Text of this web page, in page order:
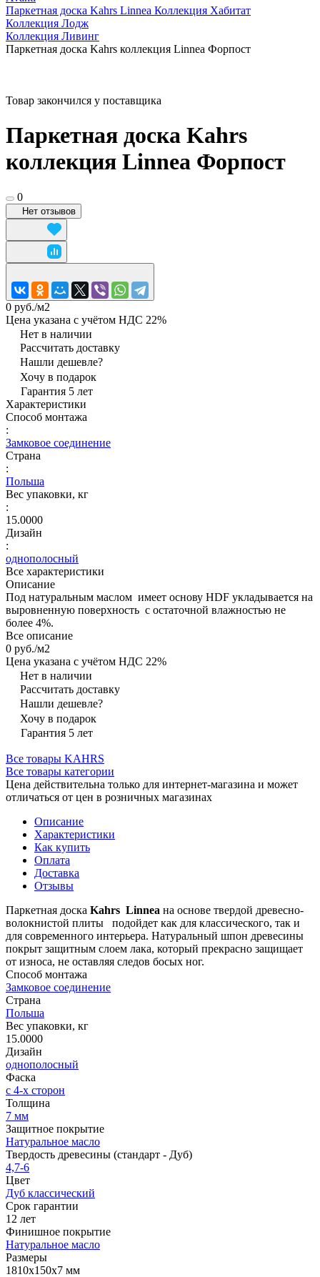
Паркетная доска Kahrs Linnea Коллекция Хабитат
Коллекция Лодж
Коллекция Ливинг
Паркетная доска Kahrs коллекция Linnea Форпост
Товар закончился у поставщика
Паркетная доска Kahrs
коллекция Linnea Форпост
0
Нет отзывов
0 руб./м2
Цена указана с учётом НДС 22%
Нет в наличии
Рассчитать доставку
Нашли дешевле?
Хочу в подарок
Гарантия 5 лет
Характеристики
Способ монтажа
:
Замковое соединение
Страна
:
Польша
Вес упаковки, кг
:
15.0000
Дизайн
:
однополосный
Все характеристики
Описание
Под натуральным маслом имеет основу HDF укладывается на
выровненную поверхность с остаточной влажностью не
более 4%.
Все описание
0 руб./м2
Цена указана с учётом НДС 22%
Нет в наличии
Рассчитать доставку
Нашли дешевле?
Хочу в подарок
Гарантия 5 лет
Все товары KAHRS
Все товары категории
Цена действительна только для интернет-магазина и может
отличаться от цен в розничных магазинах
Описание
Характеристики
Как купить
Оплата
Доставка
Отзывы
Паркетная доска Kahrs Linnea на основе твердой древесно-
волокнистой плиты подойдет как для классического, так и
для современного интерьера. Натуральный шпон древесины
покрыт защитным слоем лака, который прекрасно защищает
от износа, не оставляя следов босых ног.
Способ монтажа
Замковое соединение
Страна
Польша
Вес упаковки, кг
15.0000
Дизайн
однополосный
Фаска
с 4-х сторон
Толщина
7 мм
Защитное покрытие
Натуральное масло
Твердость древесины (стандарт - Дуб)
4,7-6
Цвет
Дуб классический
Срок гарантии
12 лет
Финишное покрытие
Натуральное масло
Размеры
1810х150х7 мм